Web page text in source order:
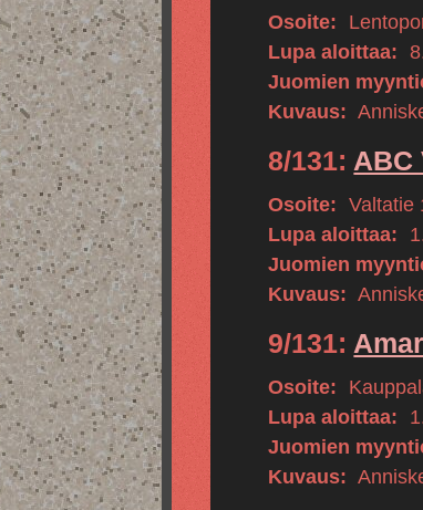
Osoite:
Lupa aloittaa:
Juomien
Kuvaus:
8/131: ABC
Osoite: Valtatie
Lupa aloittaa:
Juomien
Kuvaus:
9/131:
Osoite:
Lupa aloittaa:
Juomien
Kuvaus: